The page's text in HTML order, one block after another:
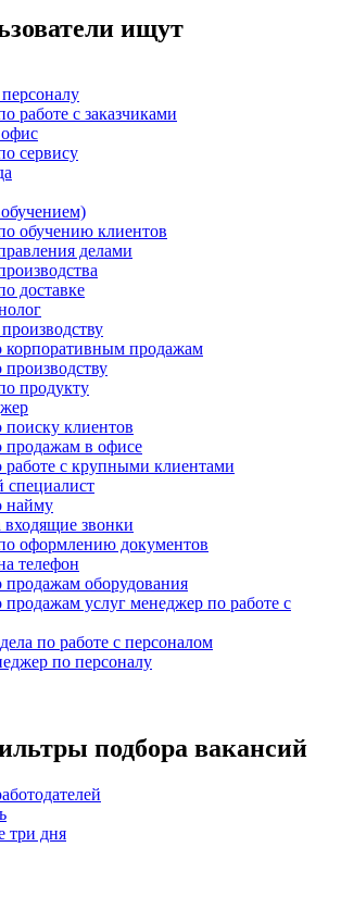
ищут
работе с заказчиками
сервису
обучению клиентов
делами
доставке
корпоративным продажам
продукту
клиентов
продажам в офисе
работе с крупными клиентами
найму
звонки
оформлению документов
телефон
оборудования
услуг менеджер по работе с
по работе с персоналом
по персоналу
подбора вакансий
три дня